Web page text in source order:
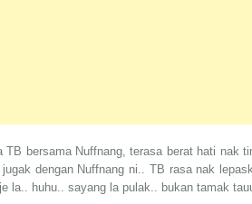
TB bersama Nuffnang, terasa berat hati nak
dengan Nuffnang ni.. TB rasa nak
la.. huhu.. sayang la pulak.. bukan tamak